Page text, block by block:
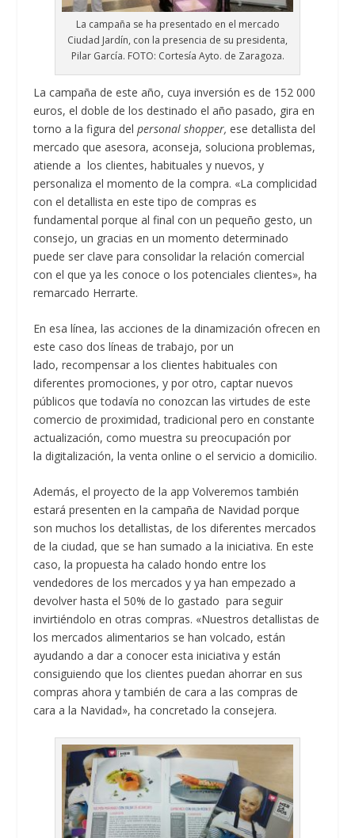
La campaña se ha presentado en el mercado
Ciudad Jardín, con la presencia de su presidenta,
Pilar García. FOTO: Cortesía Ayto. de Zaragoza.
La campaña de este año, cuya inversión es de 152 000
euros, el doble de los destinado el año pasado, gira en
torno a la figura delpersonal shopper, ese detallista del
mercado que asesora, aconseja, soluciona problemas,
atiende a los clientes, habituales y nuevos, y
personaliza el momento de la compra. «La complicidad
con el detallista en este tipo de compras es
fundamental porque al final con un pequeño gesto, un
consejo, un gracias en un momento determinado
puede ser clave para consolidar la relación comercial
con el que ya les conoce o los potenciales clientes», ha
remarcado Herrarte.
En esa línea, las acciones de la dinamización ofrecen en
este caso dos líneas de trabajo, por un
lado, recompensar a los clientes habituales con
diferentes promociones, y por otro, captar nuevos
públicos que todavía no conozcan las virtudes de este
comercio de proximidad, tradicional pero en constante
actualización, como muestra su preocupación por
la digitalización, la venta online o el servicio a domicilio.
Además, el proyecto de la app Volveremos también
estará presenten en la campaña de Navidad porque
son muchos los detallistas, de los diferentes mercados
de la ciudad, que se han sumado a la iniciativa. En este
caso, la propuesta ha calado hondo entre los
vendedores de los mercados y ya han empezado a
devolver hasta el 50% de lo gastado para seguir
invirtiéndolo en otras compras. «Nuestros detallistas de
los mercados alimentarios se han volcado, están
ayudando a dar a conocer esta iniciativa y están
consiguiendo que los clientes puedan ahorrar en sus
compras ahora y también de cara a las compras de
cara a la Navidad», ha concretado la consejera.